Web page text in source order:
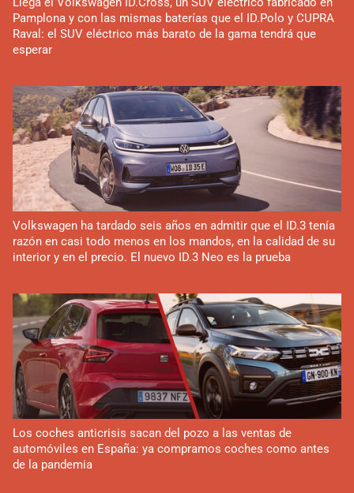
Pamplona y con las mismas baterías que el ID.Polo y CUPRA
Raval: el SUV eléctrico más barato de la gama tendrá que
esperar
Volkswagen ha tardado seis años en admitir que el ID.3 tenía
razón en casi todo menos en los mandos, en la calidad de su
interior y en el precio. El nuevo ID.3 Neo es la prueba
Los coches anticrisis sacan del pozo a las ventas de
automóviles en España: ya compramos coches como antes
de la pandemia